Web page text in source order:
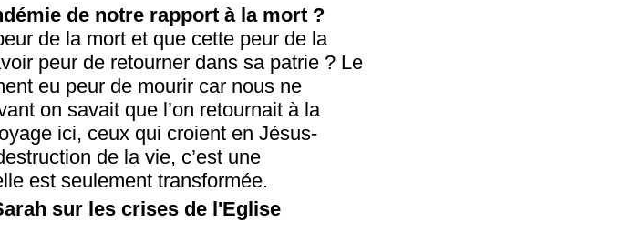
de notre rapport à la mort ?
de la mort et que cette peur de la
peur de retourner dans sa patrie ? Le
eu peur de mourir car nous ne
on savait que l’on retournait à la
ici, ceux qui croient en Jésus-
de la vie, c’est une
est seulement transformée.
sur les crises de l'Eglise